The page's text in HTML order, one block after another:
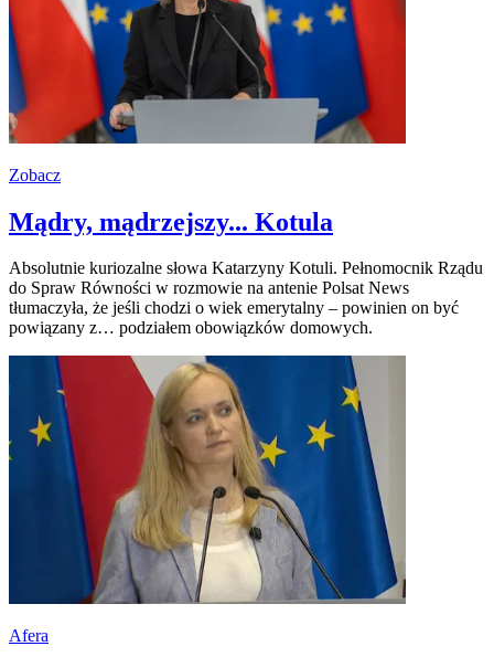
Zobacz
Mądry, mądrzejszy... Kotula
Absolutnie kuriozalne słowa Katarzyny Kotuli. Pełnomocnik Rządu
do Spraw Równości w rozmowie na antenie Polsat News
tłumaczyła, że jeśli chodzi o wiek emerytalny – powinien on być
powiązany z… podziałem obowiązków domowych.
Afera